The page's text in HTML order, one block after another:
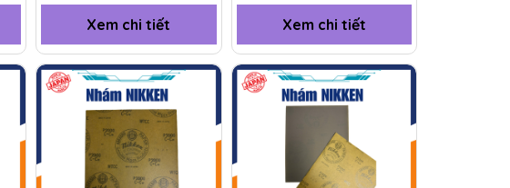
Xem chi tiết Xem chi tiết